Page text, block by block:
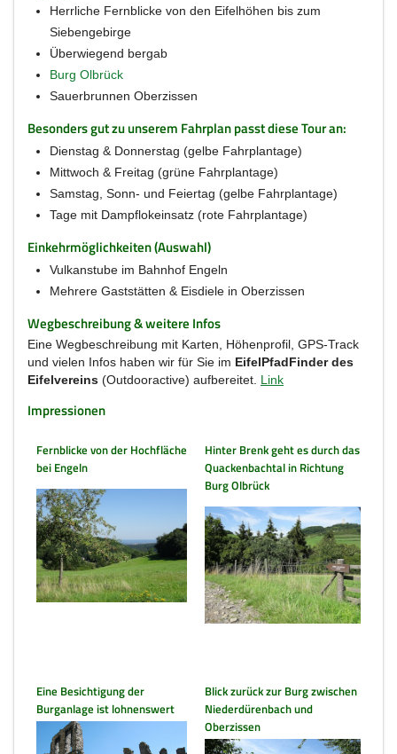
Herrliche Fernblicke von den Eifelhöhen bis zum
Siebengebirge
Überwiegend bergab
Burg Olbrück
Sauerbrunnen Oberzissen
Besonders gut zu unserem Fahrplan passt diese Tour an:
Dienstag & Donnerstag (gelbe Fahrplantage)
Mittwoch & Freitag (grüne Fahrplantage)
Samstag, Sonn- und Feiertag (gelbe Fahrplantage)
Tage mit Dampflokeinsatz (rote Fahrplantage)
Einkehrmöglichkeiten (Auswahl)
Vulkanstube im Bahnhof Engeln
Mehrere Gaststätten & Eisdiele in Oberzissen
Wegbeschreibung & weitere Infos
Eine Wegbeschreibung mit Karten, Höhenprofil, GPS-Track
und vielen Infos haben wir für Sie im EifelPfadFinder des
Eifelvereins (Outdooractive) aufbereitet. Link
Impressionen
Fernblicke von der Hochfläche
bei Engeln
Hinter Brenk geht es durch das
Quackenbachtal in Richtung
Burg Olbrück
Eine Besichtigung der
Burganlage ist lohnenswert
Blick zurück zur Burg zwischen
Niederdürenbach und
Oberzissen